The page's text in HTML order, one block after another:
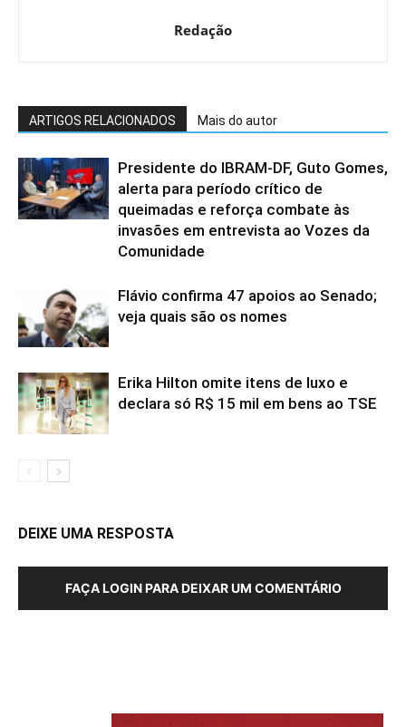
Redação
ARTIGOS RELACIONADOS Mais do autor
Presidente do IBRAM-DF, Guto Gomes,
alerta para período crítico de
queimadas e reforça combate às
invasões em entrevista ao Vozes da
Comunidade
Flávio confirma 47 apoios ao Senado;
veja quais são os nomes
Erika Hilton omite itens de luxo e
declara só R$ 15 mil em bens ao TSE
DEIXE UMA RESPOSTA
FAÇA LOGIN PARA DEIXAR UM COMENTÁRIO